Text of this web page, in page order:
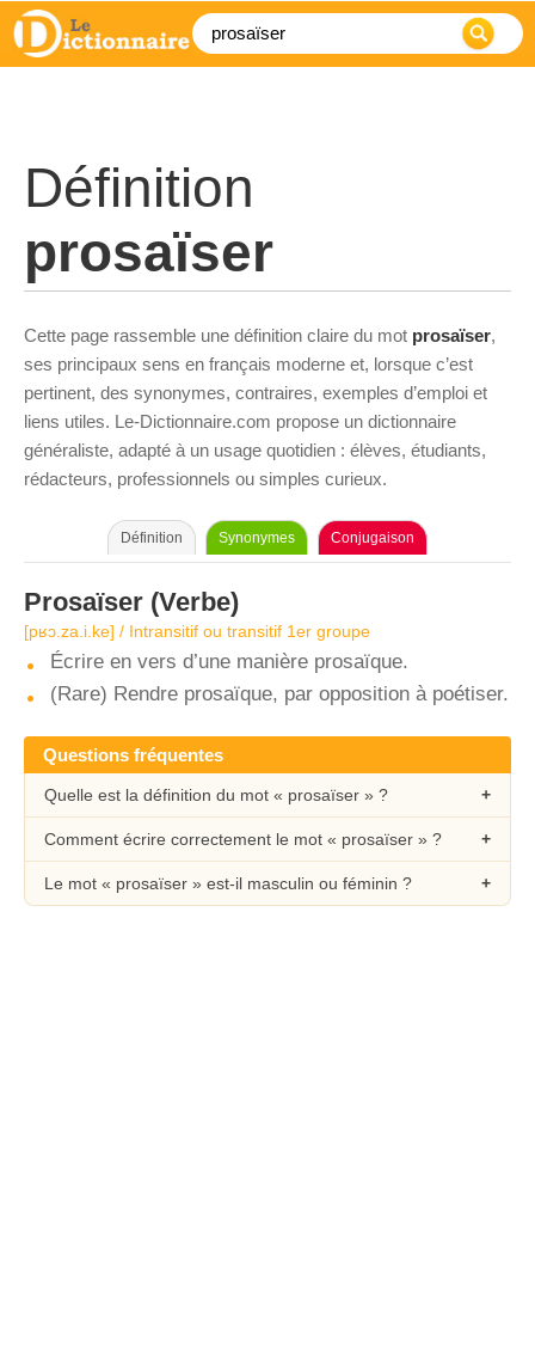
Définition
prosaïser
Cette page rassemble une définition claire du mot prosaïser,
ses principaux sens en français moderne et, lorsque c’est
pertinent, des synonymes, contraires, exemples d’emploi et
liens utiles. Le-Dictionnaire.com propose un dictionnaire
généraliste, adapté à un usage quotidien : élèves, étudiants,
rédacteurs, professionnels ou simples curieux.
Définition Synonymes Conjugaison
Prosaïser (Verbe)
[pʁɔ.za.i.ke] / Intransitif ou transitif 1er groupe
Écrire en vers d’une manière prosaïque.
(Rare) Rendre prosaïque, par opposition à poétiser.
Questions fréquentes
Quelle est la définition du mot « prosaïser » ?
Comment écrire correctement le mot « prosaïser » ?
Le mot « prosaïser » est-il masculin ou féminin ?